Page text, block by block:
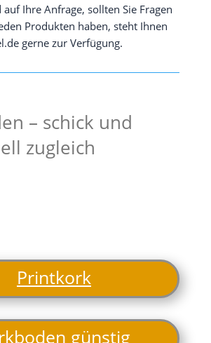
Ihre Anfra­ge, soll­ten Sie Fra­gen
Pro­duk­ten haben, steht Ihnen
ger­ne zur Verfügung.
– schick und
zugleich
Print­kork
günstig